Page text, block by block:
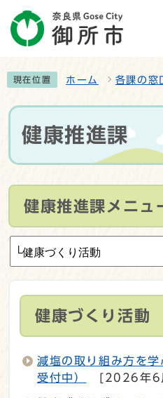
現在位置 ホーム 各課の窓
健康推進課
健康推進課メニュ
健康づくり活動
減塩の取り組み方を
受付中）
[2026年6